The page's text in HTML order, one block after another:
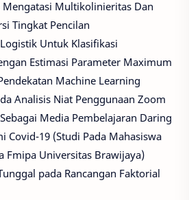
Multikolinieritas Dan
Tingkat Pencilan
Untuk Klasifikasi
Estimasi Parameter Maximum
Machine Learning
Analisis Niat Penggunaan Zoom
Media Pembelajaran Daring
Covid-19 (Studi Pada Mahasiswa
Fmipa Universitas Brawijaya)
pada Rancangan Faktorial